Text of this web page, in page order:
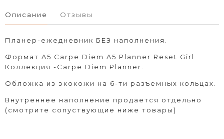
Описание Отзывы
Планер-ежедневник БЕЗ наполнения.
Формат A5 Carpe Diem A5 Planner Reset Girl
Коллекция -Carpe Diem Planner.
Обложка из экокожи на 6-ти разъемных кольцах.
Внутреннее наполнение продается отдельно
(смотрите сопуствующие ниже товары)